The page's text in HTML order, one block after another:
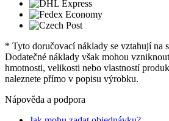
* Tyto doručovací náklady se vztahují na
Dodatečné náklady však mohou
hmotnosti, velikosti nebo vlastností
naleznete přímo v popisu výrobku.
Nápověda a podpora